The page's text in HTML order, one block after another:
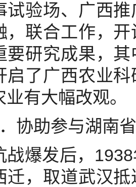
试验场、广西
，联合工作，
要研究成果，
启了广西农业
业有大幅改观。
助参与湖南省
发后，1938
迁，取道武汉